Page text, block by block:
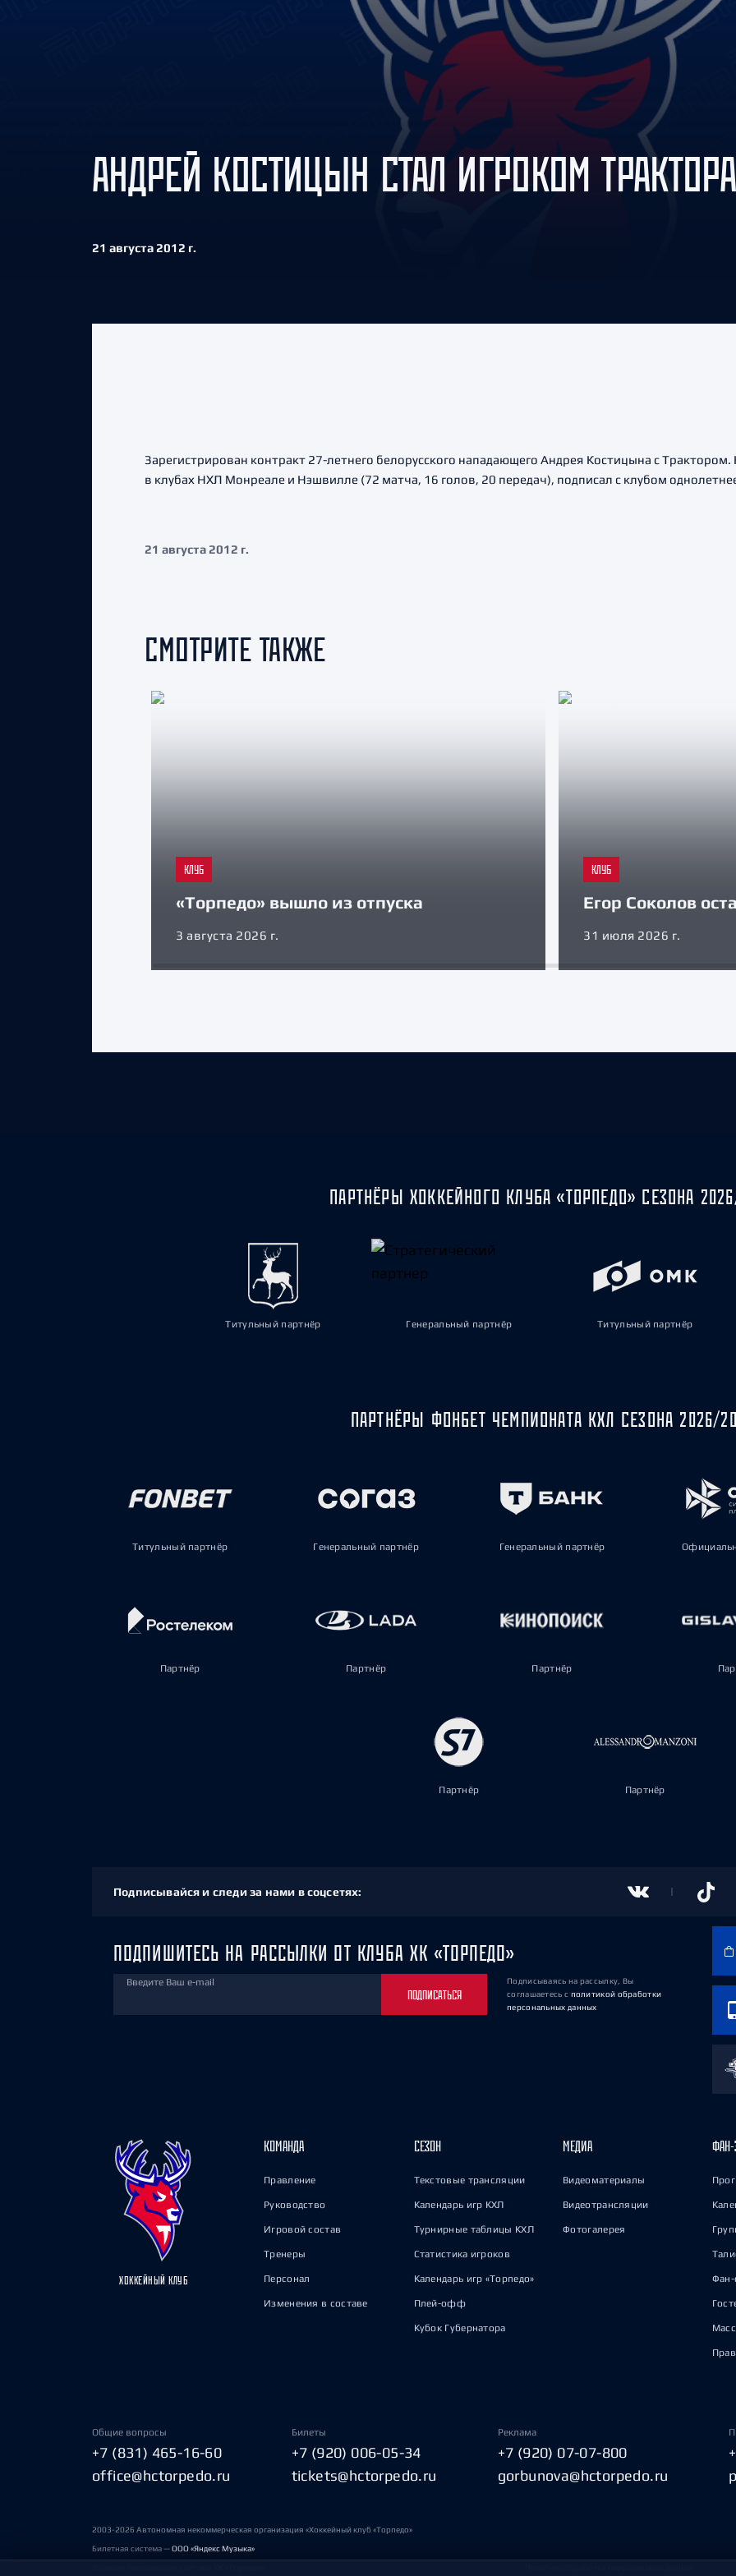
Амур
Барыс
Салават Юлаев
Сибирь
АНДРЕЙ КОСТИЦЫН СТАЛ ИГРОКОМ ТРАКТОРА
21 августа 2012 г.
Зарегистрирован контракт 27-летнего белорусского нападающего Андрея Костицына с
в клубах НХЛ Монреале и Нэшвилле (72 матча, 16 голов, 20 передач), подписал с клубом
21 августа 2012 г.
СМОТРИТЕ ТАКЖЕ
КЛУБ
«Торпедо» вышло из отпуска
3 августа 2026 г.
КЛУБ
Егор Соколов
31 июля 2026 г.
ПАРТНЁРЫ ХОККЕЙНОГО КЛУБА «ТОРПЕДО» СЕЗОНА
Титульный партнёр Генеральный партнёр Титульный партнёр
ПАРТНЁРЫ ФОНБЕТ ЧЕМПИОНАТА КХЛ СЕЗОНА 2026/
Титульный партнёр Генеральный партнёр Генеральный партнёр
Партнёр Партнёр Партнёр
Партнёр Партнёр
Подписывайся и следи за нами в соцсетях:
ПОДПИШИТЕСЬ НА РАССЫЛКИ ОТ КЛУБА ХК «ТОРПЕДО»
Введите Ваш e-mail
ПОДПИСАТЬСЯ
Подписываясь на рассылку, Вы
соглашаетесь с политикой обработки
персональных данных
ХОККЕЙНЫЙ КЛУБ
КОМАНДА
Правление
Руководство
Игровой состав
Тренеры
Персонал
Изменения в составе
СЕЗОН
Текстовые трансляции
Календарь игр КХЛ
Турнирные таблицы КХЛ
Статистика игроков
Календарь игр «Торпедо»
Плей-офф
Кубок Губернатора
МЕДИА
Видеоматериалы
Видеотрансляции
Фотогалерея
ФАН-
Фан-
Общие вопросы
+7 (831) 465-16-60
office@hctorpedo.ru
Билеты
+7 (920) 006-05-34
tickets@hctorpedo.ru
Реклама
+7 (920) 07-07-800
gorbunova@hctorpedo.ru
2003-2026 Автономная некоммерческая организация «Хоккейный клуб «Торпедо»
Билетная система —ООО «Яндекс Музыка»